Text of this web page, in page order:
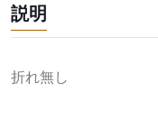
説明
折れ無し